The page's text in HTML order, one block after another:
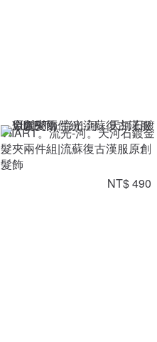
VIIART。流光-河。天河石鍍金
髮夾兩件組|流蘇復古漢服原創
髮飾
NT$ 490